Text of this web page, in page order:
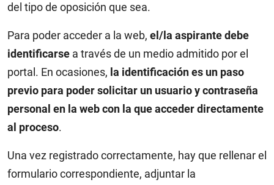
del tipo de oposición que sea.
Para poder acceder a la web, el/la aspirante debe
identificarse a través de un medio admitido por el
portal. En ocasiones, la identificación es un paso
previo para poder solicitar un usuario y contraseña
personal en la web con la que acceder directamente
al proceso.
Una vez registrado correctamente, hay que rellenar el
formulario correspondiente, adjuntar la